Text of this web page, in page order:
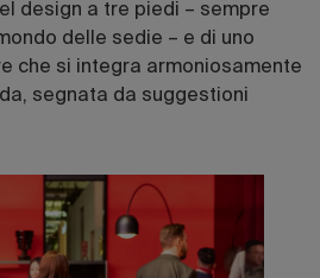
design a tre piedi – sempre
delle sedie – e di uno
che si integra armoniosamente
segnata da suggestioni